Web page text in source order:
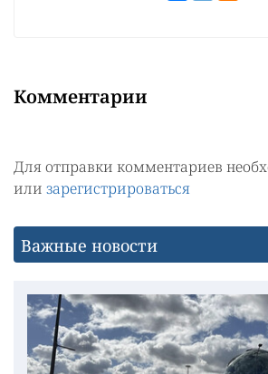
Комментарии
Для отправки комментариев
или зарегистрироваться
Важные новости